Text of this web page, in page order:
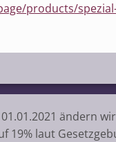
products/
ändern
19% laut